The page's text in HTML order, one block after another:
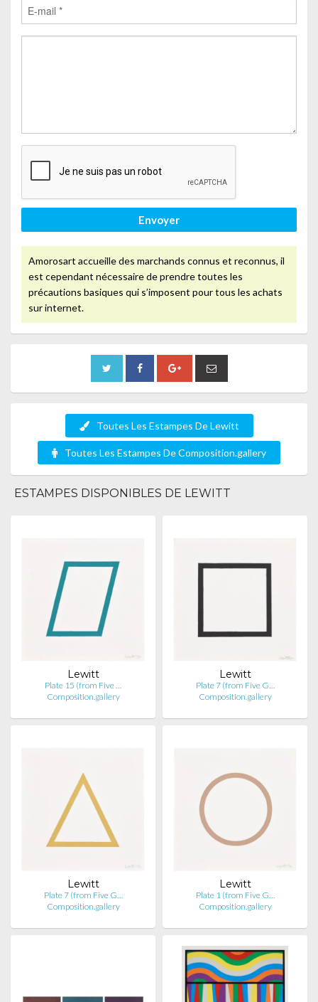
Envoyer
Amorosart accueille des marchands connus et reconnus, il
est cependant nécessaire de prendre toutes les
précautions basiques qui s’imposent pour tous les achats
sur internet.
Toutes Les Estampes De Lewitt
Toutes Les Estampes De Composition.gallery
ESTAMPES DISPONIBLES DE LEWITT
Lewitt
Plate 15 (from Five …
Composition.gallery
Lewitt
Plate 7 (from Five G…
Composition.gallery
Lewitt
Plate 7 (from Five G…
Composition.gallery
Lewitt
Plate 1 (from Five G…
Composition.gallery